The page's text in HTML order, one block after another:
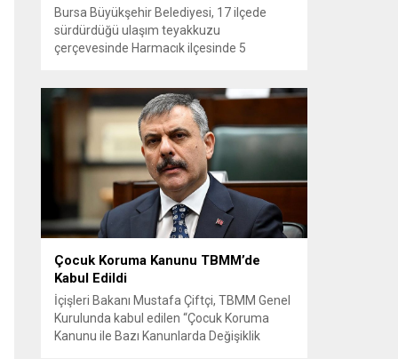
Bursa Büyükşehir Belediyesi, 17 ilçede
sürdürdüğü ulaşım teyakkuzu
çerçevesinde Harmacık ilçesinde 5
başlatılan ulaşım seferberliği kapsamında
Bursa Büyükşehir Belediyesi Ulaşım Dairesi
Başkanlığı koordinasyonuyla 17 ilçede yol
yenileme çalışmalarında vites yükseltildi.
Başkan Vekili Biba’nın göreve geldiği 10
Nisan’dan bugüne kadar geçen süre...
Çocuk Koruma Kanunu TBMM’de
Kabul Edildi
İçişleri Bakanı Mustafa Çiftçi, TBMM Genel
Kurulunda kabul edilen “Çocuk Koruma
Kanunu ile Bazı Kanunlarda Değişiklik